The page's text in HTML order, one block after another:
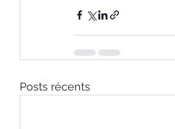
Posts récents